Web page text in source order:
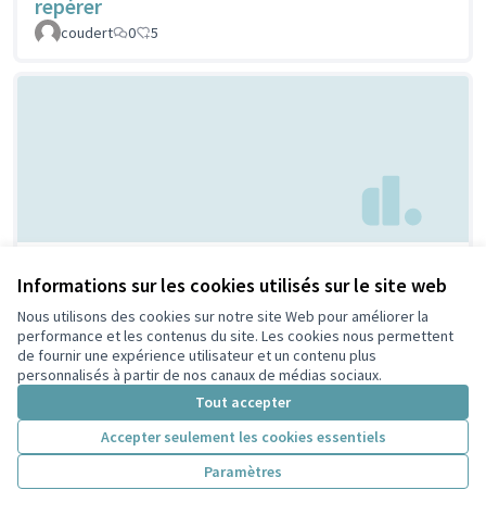
Informations sur les cookies utilisés sur le site web
Nous utilisons des cookies sur notre site Web pour améliorer la
performance et les contenus du site. Les cookies nous permettent
de fournir une expérience utilisateur et un contenu plus
personnalisés à partir de nos canaux de médias sociaux.
Tout accepter
Accepter seulement les cookies essentiels
Paramètres
repérer
coudert 0 5
Villeurbanne
citoyen
Febpecker
9 9